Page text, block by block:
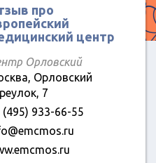
про
центр
Орловский
Орловский
7
(495) 933-66-55